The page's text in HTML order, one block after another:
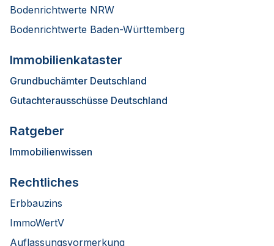
Bodenrichtwerte NRW
Bodenrichtwerte Baden-Württemberg
Immobilienkataster
Grundbuchämter Deutschland
Gutachterausschüsse Deutschland
Ratgeber
Immobilienwissen
Rechtliches
Erbbauzins
ImmoWertV
Auflassungsvormerkung